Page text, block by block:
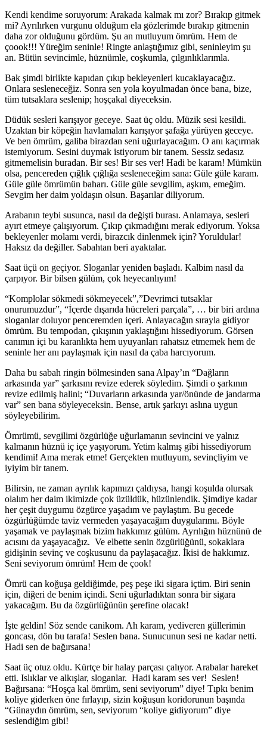
Kendi kendime soruyorum: Arakada kalmak mı zor? Bırakıp gitmek
mi? Ayrılırken vurgunu olduğum ela gözlerimde bırakıp gitmenin
daha zor olduğunu gördüm. Şu an mutluyum ömrüm. Hem de
çoook!!! Yüreğim seninle! Ringte anlaştığımız gibi, seninleyim şu
an. Bütün sevincimle, hüznümle, coşkumla, çılgınlıklarımla.
Bak şimdi birlikte kapıdan çıkıp bekleyenleri kucaklayacağız.
Onlara sesleneceğiz. Sonra sen yola koyulmadan önce bana, bize,
tüm tutsaklara seslenip; hoşçakal diyeceksin.
Düdük sesleri karışıyor geceye. Saat üç oldu. Müzik sesi kesildi.
Uzaktan bir köpeğin havlamaları karışıyor şafağa yürüyen geceye.
Ve ben ömrüm, galiba birazdan seni uğurlayacağım. O anı kaçırmak
istemiyorum. Sesini duymak istiyorum bir tanem. Sessiz sedasız
gitmemelisin buradan. Bir ses! Bir ses ver! Hadi be karam! Mümkün
olsa, pencereden çığlık çığlığa sesleneceğim sana: Güle güle karam.
Güle güle ömrümün baharı. Güle güle sevgilim, aşkım, emeğim.
Sevgim her daim yoldaşın olsun. Başarılar diliyorum.
Arabanın teybi susunca, nasıl da değişti burası. Anlamaya, sesleri
ayırt etmeye çalışıyorum. Çıkıp çıkmadığını merak ediyorum. Yoksa
bekleyenler molamı verdi, birazcık dinlenmek için? Yoruldular!
Haksız da değiller. Sabahtan beri ayaktalar.
Saat üçü on geçiyor. Sloganlar yeniden başladı. Kalbim nasıl da
çarpıyor. Bir bilsen gülüm, çok heyecanlıyım!
“Komplolar sökmedi sökmeyecek”,”Devrimci tutsaklar
onurumuzdur”, “İçerde dışarıda hücreleri parçala”, … bir biri ardına
sloganlar doluyor penceremden içeri. Anlayacağın sırayla gidiyor
ömrüm. Bu tempodan, çıkışının yaklaştığını hissediyorum. Görsen
canımın içi bu karanlıkta hem uyuyanları rahatsız etmemek hem de
seninle her anı paylaşmak için nasıl da çaba harcıyorum.
Daha bu sabah ringin bölmesinden sana Alpay’ın “Dağların
arkasında yar” şarkısını revize ederek söyledim. Şimdi o şarkının
revize edilmiş halini; “Duvarların arkasında yar/önünde de jandarma
var” sen bana söyleyeceksin. Bense, artık şarkıyı aslına uygun
söyleyebilirim.
Ömrümü, sevgilimi özgürlüğe uğurlamanın sevincini ve yalnız
kalmanın hüznü iç içe yaşıyorum. Yetim kalmış gibi hissediyorum
kendimi! Ama merak etme! Gerçekten mutluyum, sevinçliyim ve
iyiyim bir tanem.
Bilirsin, ne zaman ayrılık kapımızı çaldıysa, hangi koşulda olursak
olalım her daim ikimizde çok üzüldük, hüzünlendik. Şimdiye kadar
her çeşit duygumu özgürce yaşadım ve paylaştım. Bu gecede
özgürlüğümde taviz vermeden yaşayacağım duygularımı. Böyle
yaşamak ve paylaşmak bizim hakkımız gülüm. Ayrılığın hüznünü de
acısını da yaşayacağız. Ve elbette senin özgürlüğünü, sokaklara
gidişinin sevinç ve coşkusunu da paylaşacağız. İkisi de hakkımız.
Seni seviyorum ömrüm! Hem de çook!
Ömrü can koğuşa geldiğimde, peş peşe iki sigara içtim. Biri senin
için, diğeri de benim içindi. Seni uğurladıktan sonra bir sigara
yakacağım. Bu da özgürlüğünün şerefine olacak!
İşte geldin! Söz sende canikom. Ah karam, yediveren güllerimin
goncası, dön bu tarafa! Seslen bana. Sunucunun sesi ne kadar netti.
Hadi sen de bağırsana!
Saat üç otuz oldu. Kürtçe bir halay parçası çalıyor. Arabalar hareket
etti. Islıklar ve alkışlar, sloganlar. Hadi karam ses ver! Seslen!
Bağırsana: “Hoşça kal ömrüm, seni seviyorum” diye! Tıpkı benim
koliye giderken öne fırlayıp, sizin koğuşun koridorunun başında
“Günaydın ömrüm, sen, seviyorum “koliye gidiyorum” diye
seslendiğim gibi!